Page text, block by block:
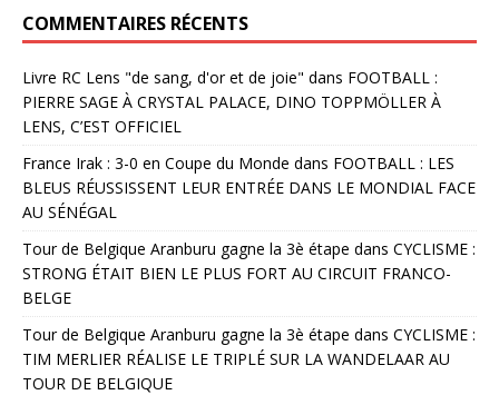
COMMENTAIRES RÉCENTS
Livre RC Lens "de sang, d'or et de joie" dans FOOTBALL :
PIERRE SAGE À CRYSTAL PALACE, DINO TOPPMÖLLER À
LENS, C’EST OFFICIEL
France Irak : 3-0 en Coupe du Monde dans FOOTBALL : LES
BLEUS RÉUSSISSENT LEUR ENTRÉE DANS LE MONDIAL FACE
AU SÉNÉGAL
Tour de Belgique Aranburu gagne la 3è étape dans CYCLISME :
STRONG ÉTAIT BIEN LE PLUS FORT AU CIRCUIT FRANCO-
BELGE
Tour de Belgique Aranburu gagne la 3è étape dans CYCLISME :
TIM MERLIER RÉALISE LE TRIPLÉ SUR LA WANDELAAR AU
TOUR DE BELGIQUE